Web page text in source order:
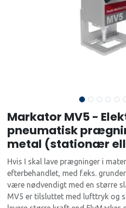
Markator MV5 -
pneumatisk
metal (stationær
Hvis I skal lave prægninger i
efterbehandlet, med f.eks.
være nødvendigt med en større
MV5 er tilsluttet med lufttryk og